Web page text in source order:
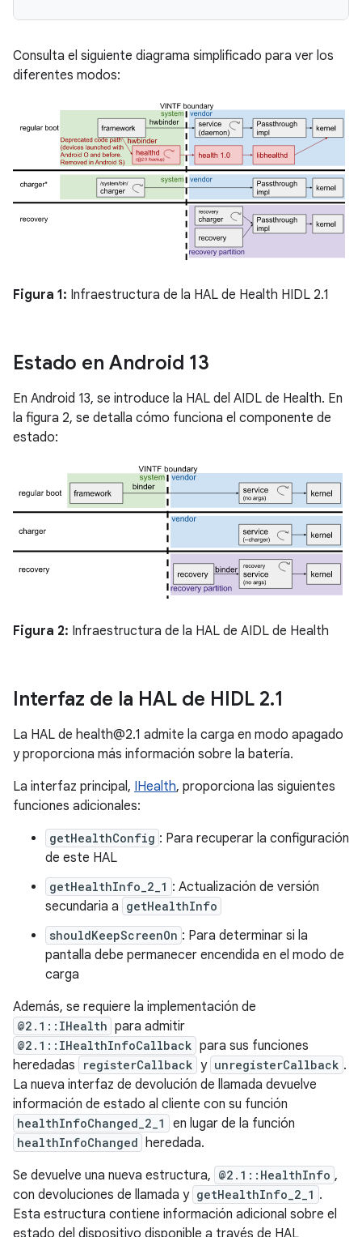
Consulta el siguiente diagrama simplificado para ver los
diferentes modos:
Figura 1: Infraestructura de la HAL de Health HIDL 2.1
Estado en Android 13
En Android 13, se introduce la HAL del AIDL de Health. En
la figura 2, se detalla cómo funciona el componente de
estado:
Figura 2: Infraestructura de la HAL de AIDL de Health
Interfaz de la HAL de HIDL 2.1
La HAL de health@2.1 admite la carga en modo apagado
y proporciona más información sobre la batería.
La interfaz principal, IHealth, proporciona las siguientes
funciones adicionales:
getHealthConfig : Para recuperar la configuración
de este HAL
getHealthInfo_2_1 : Actualización de versión
secundaria a getHealthInfo
shouldKeepScreenOn : Para determinar si la
pantalla debe permanecer encendida en el modo de
carga
Además, se requiere la implementación de
@2.1::IHealth para admitir
@2.1::IHealthInfoCallback para sus funciones
heredadas
registerCallback y unregisterCallback .
La nueva interfaz de devolución de llamada devuelve
información de estado al cliente con su función
healthInfoChanged_2_1 en lugar de la función
healthInfoChanged heredada.
Se devuelve una nueva estructura, @2.1::HealthInfo ,
con devoluciones de llamada y getHealthInfo_2_1 .
Esta estructura contiene información adicional sobre el
estado del dispositivo disponible a través de HAL